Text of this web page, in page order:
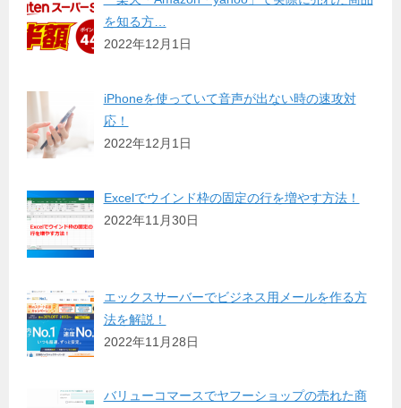
を知る方…
2022年12月1日
iPhoneを使っていて音声が出ない時の速攻対
応！
2022年12月1日
Excelでウインド枠の固定の行を増やす方法！
2022年11月30日
エックスサーバーでビジネス用メールを作る方
法を解説！
2022年11月28日
バリューコマースでヤフーショップの売れた商